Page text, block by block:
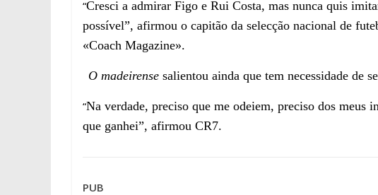
“Cresci a admirar Figo e Rui Costa, mas nunca quis
possível”, afirmou o capitão da selecção nacional de
«Coach Magazine».
O madeirense salientou ainda que tem necessidade de
“Na verdade, preciso que me odeiem, preciso dos meus
que ganhei”, afirmou CR7.
PUB